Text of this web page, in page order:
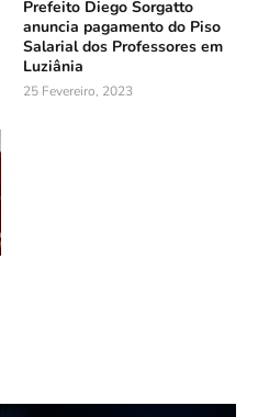
Prefeito Diego Sorgatto
anuncia pagamento do Piso
Salarial dos Professores em
Luziânia
25 Fevereiro, 2023